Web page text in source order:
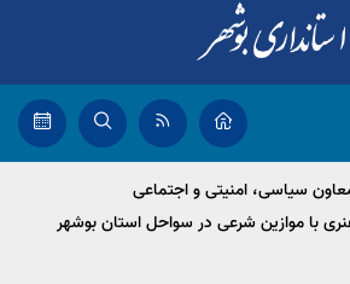
سیاسی، امنیتی و اجتماعی
با موازین شرعی در سواحل استان بوشهر